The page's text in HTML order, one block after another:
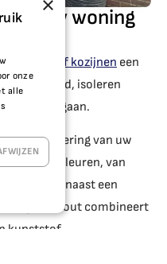
uw woning
kunststof kozijnen een
onderhoud, isoleren
meegaan.
en uitvoering van uw
alle RAL-kleuren, van
en daarnaast een
van hout combineert
kunststof.
onze
alle